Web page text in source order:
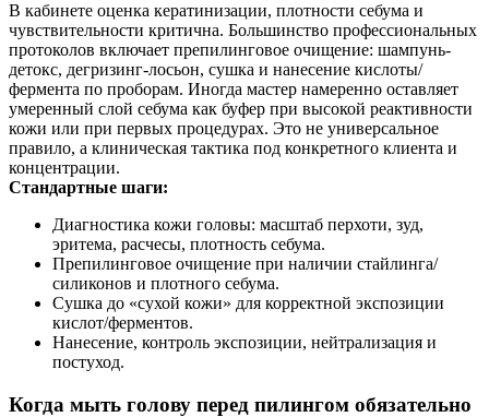
В кабинете оценка кератинизации, плотности себума и
чувствительности критична. Большинство профессиональных
протоколов включает препилинговое очищение: шампунь-
детокс, дегризинг‑лосьон, сушка и нанесение кислоты/
фермента по проборам. Иногда мастер намеренно оставляет
умеренный слой себума как буфер при высокой реактивности
кожи или при первых процедурах. Это не универсальное
правило, а клиническая тактика под конкретного клиента и
концентрации.
Стандартные шаги:
Диагностика кожи головы: масштаб перхоти, зуд,
эритема, расчесы, плотность себума.
Препилинговое очищение при наличии стайлинга/
силиконов и плотного себума.
Сушка до «сухой кожи» для корректной экспозиции
кислот/ферментов.
Нанесение, контроль экспозиции, нейтрализация и
постуход.
Когда мыть голову перед пилингом обязательно